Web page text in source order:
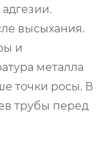
высыхания.
и
металла
точки росы. В
трубы перед